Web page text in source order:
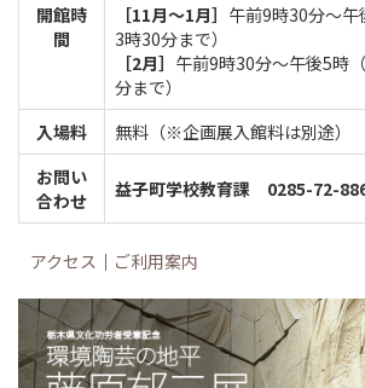
開館時
間
［11月～1月］ 午前9時30分～
3時30分まで）
［2月］ 午前9時30分～午後5時
分まで）
入場料
無料（※企画展入館料は別途）
お問い
合わせ
益子町学校教育課 0285-72-
アクセス ｜ ご利用案内